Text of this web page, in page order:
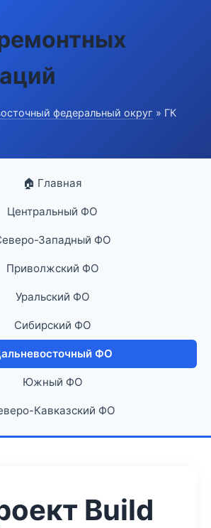
федеральный округ » ГК
🏠 Главная
Центральный ФО
Западный ФО
Приволжский ФО
Уральский ФО
Сибирский ФО
ФО
Южный ФО
Кавказский ФО
Build